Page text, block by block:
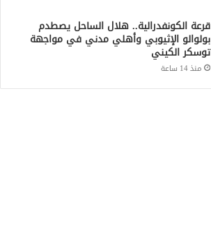
قرعة الكونفدرالية.. هلال الساحل يصطدم
بولوالو الإثيوبي وأهلي مدني في مواجهة
توسكر الكيني
منذ 14 ساعة